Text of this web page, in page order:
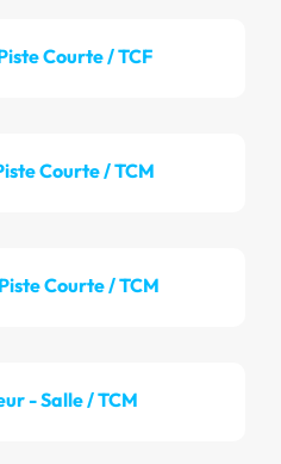
Courte / TCF
Courte / TCM
Courte / TCM
- Salle / TCM